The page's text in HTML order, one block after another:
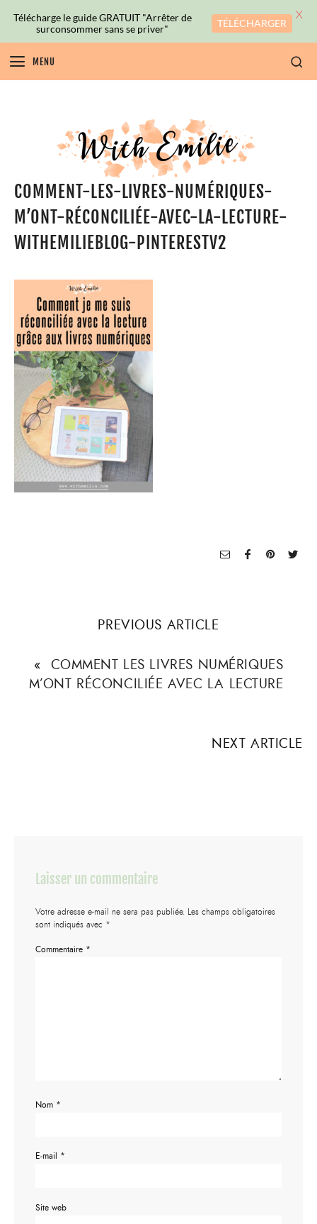
MENU
COMMENT-LES-LIVRES-NUMÉRIQUES-
M’ONT-RÉCONCILIÉE-AVEC-LA-LECTURE-
WITHEMILIEBLOG-PINTERESTV2
PREVIOUS ARTICLE
« COMMENT LES LIVRES NUMÉRIQUES
M’ONT RÉCONCILIÉE AVEC LA LECTURE
NEXT ARTICLE
Laisser un commentaire
Votre adresse e-mail ne sera pas publiée. Les champs obligatoires
sont indiqués avec *
Commentaire *
Nom *
E-mail *
Site web
Télécharge le guide GRATUIT "Arrêter de
surconsommer sans se priver"
TÉLÉCHARGER
X